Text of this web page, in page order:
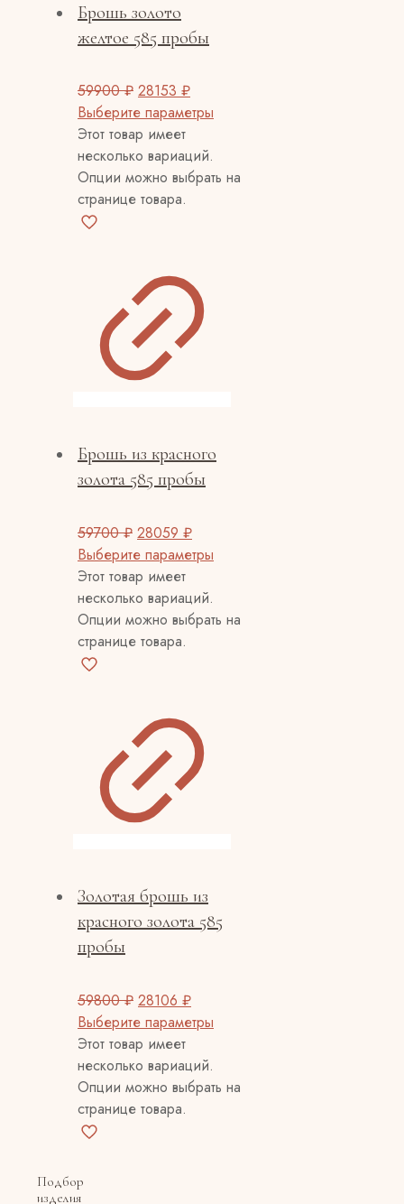
Брошь золото
желтое 585 пробы
59900₽ 28153 ₽
Выберите параметры
Этот товар имеет
несколько вариаций.
Опции можно выбрать на
странице товара.
Брошь из красного
золота 585 пробы
59700₽ 28059 ₽
Выберите параметры
Этот товар имеет
несколько вариаций.
Опции можно выбрать на
странице товара.
Золотая брошь из
красного золота 585
пробы
59800₽ 28106 ₽
Выберите параметры
Этот товар имеет
несколько вариаций.
Опции можно выбрать на
странице товара.
Подбор
изделия